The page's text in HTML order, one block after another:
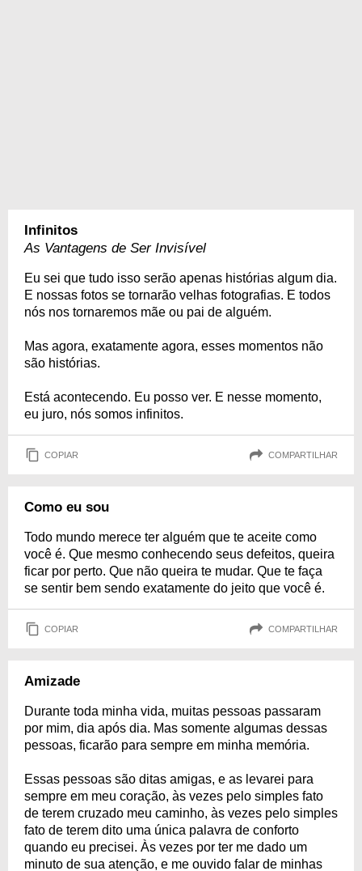
Infinitos
As Vantagens de Ser Invisível
Eu sei que tudo isso serão apenas histórias algum dia.
E nossas fotos se tornarão velhas fotografias. E todos
nós nos tornaremos mãe ou pai de alguém.
Mas agora, exatamente agora, esses momentos não
são histórias.
Está acontecendo. Eu posso ver. E nesse momento,
eu juro, nós somos infinitos.
COPIAR COMPARTILHAR
Como eu sou
Todo mundo merece ter alguém que te aceite como
você é. Que mesmo conhecendo seus defeitos, queira
ficar por perto. Que não queira te mudar. Que te faça
se sentir bem sendo exatamente do jeito que você é.
COPIAR COMPARTILHAR
Amizade
Durante toda minha vida, muitas pessoas passaram
por mim, dia após dia. Mas somente algumas dessas
pessoas, ficarão para sempre em minha memória.
Essas pessoas são ditas amigas, e as levarei para
sempre em meu coração, às vezes pelo simples fato
de terem cruzado meu caminho, às vezes pelo simples
fato de terem dito uma única palavra de conforto
quando eu precisei. Às vezes por ter me dado um
minuto de sua atenção, e me ouvido falar de minhas